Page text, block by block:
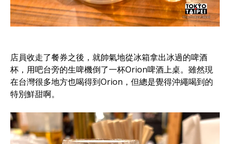
店員收走了餐券之後，就帥氣地從冰箱拿出冰過的啤酒
杯，用吧台旁的生啤機倒了一杯Orion啤酒上桌。雖然現
在台灣很多地方也喝得到Orion，但總是覺得沖繩喝到的
特別鮮甜啊。